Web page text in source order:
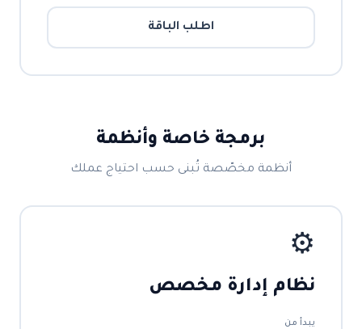
اطلب الباقة
برمجة خاصة وأنظمة
أنظمة مخصّصة تُبنى حسب احتياج عملك
⚙️
نظام إدارة مخصص
يبدأ من